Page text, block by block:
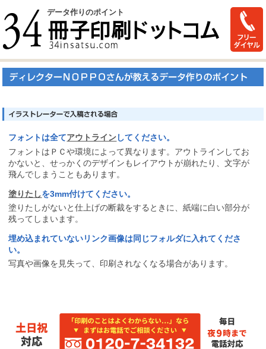
データ作りのポイント
フォントは全てアウトラインしてください。
フォントはＰＣや環境によって異なります。アウトラインしてお
かないと、せっかくのデザインもレイアウトが崩れたり、文字が
飛んでしまうこともあります。
塗りたしを3mm付けてください。
塗りたしがないと仕上げの断裁をするときに、紙端に白い部分が
残ってしまいます。
埋め込まれていないリンク画像は同じフォルダに入れてくださ
い。
写真や画像を見失って、印刷されなくなる場合があります。